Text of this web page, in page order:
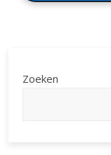
Zoeken